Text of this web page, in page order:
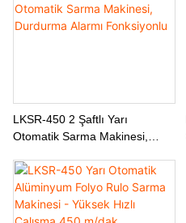
LKSR-450 2 Şaftlı Yarı
Otomatik Sarma Makinesi,